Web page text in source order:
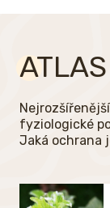
ATLAS
fyziologické
Jaká ochrana